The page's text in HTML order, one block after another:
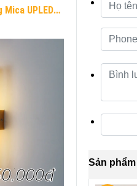
Sản
UPLED